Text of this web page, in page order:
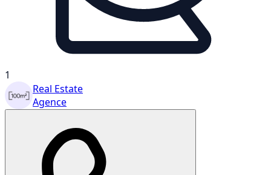
1
Real Estate
Agence